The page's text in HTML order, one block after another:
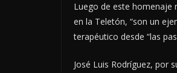
Luego de este homenaje
en la Teletón, “son un
terapéutico desde “las
José Luis Rodríguez, por